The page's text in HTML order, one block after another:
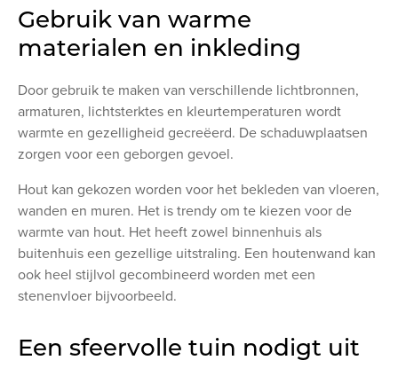
Gebruik van warme
materialen en inkleding
Door gebruik te maken van verschillende lichtbronnen,
armaturen, lichtsterktes en kleurtemperaturen wordt
warmte en gezelligheid gecreëerd. De schaduwplaatsen
zorgen voor een geborgen gevoel.
Hout kan gekozen worden voor het bekleden van vloeren,
wanden en muren. Het is trendy om te kiezen voor de
warmte van hout. Het heeft zowel binnenhuis als
buitenhuis een gezellige uitstraling. Een houtenwand kan
ook heel stijlvol gecombineerd worden met een
stenenvloer bijvoorbeeld.
Een sfeervolle tuin nodigt uit